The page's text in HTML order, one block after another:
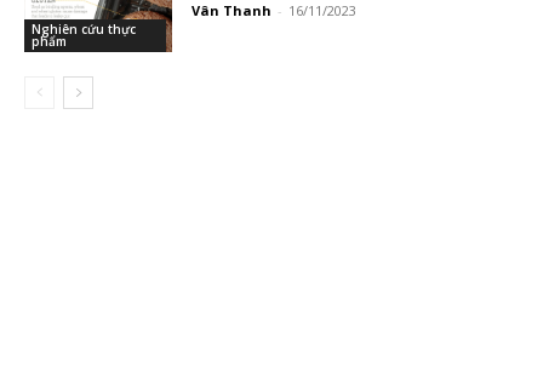
Nghiên cứu thực
phẩm
Vân Thanh - 16/11/2023